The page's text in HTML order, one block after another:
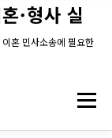
·형사 실
혼 민사소송에 필요한
메뉴